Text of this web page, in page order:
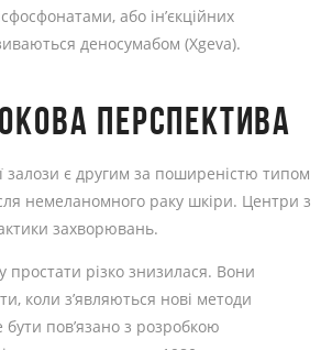
або ін’єкційних
деносумабом (Xgeva).
ПЕРСПЕКТИВА
залози є другим за поширеністю типом
немеланомного раку шкіри. Центри з
захворювань.
простати різко знизилася. Вони
коли з’являються нові методи
пов’язано з розробкою